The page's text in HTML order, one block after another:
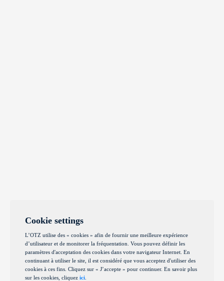
Cookie settings
L’OTZ utilise des « cookies » afin de fournir une meilleure expérience
d’utilisateur et de monitorer la fréquentation. Vous pouvez définir les
paramètres d'acceptation des cookies dans votre navigateur Internet. En
continuant à utiliser le site, il est considéré que vous acceptez d'utiliser des
cookies à ces fins. Cliquez sur « J’accepte » pour continuer. En savoir plus
sur les cookies, cliquez ici